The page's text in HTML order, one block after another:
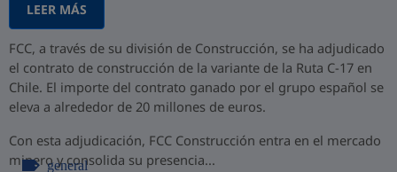
LEER MÁS
FCC, a través de su división de Construcción, se ha adjudicado
el contrato de construcción de la variante de la Ruta C-17 en
Chile. El importe del contrato ganado por el grupo español se
eleva a alrededor de 20 millones de euros.
Con esta adjudicación, FCC Construcción entra en el mercado
minero y consolida su presencia...
general